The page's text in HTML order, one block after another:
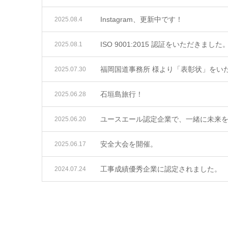
Instagram、更新中です！
2025.08.4
ISO 9001:2015 認証をいただきました。
2025.08.1
福岡国道事務所 様より「表彰状」をい
2025.07.30
石垣島旅行！
2025.06.28
ユースエール認定企業で、一緒に未来を
2025.06.20
安全大会を開催。
2025.06.17
工事成績優秀企業に認定されました。
2024.07.24